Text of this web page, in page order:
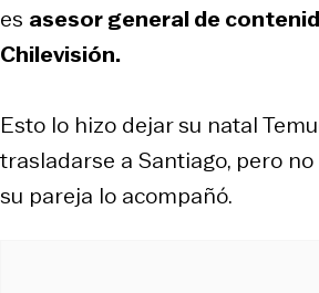
es asesor general de
Chilevisión.
Esto lo hizo dejar su natal
trasladarse a Santiago, pero
su pareja lo acompañó.